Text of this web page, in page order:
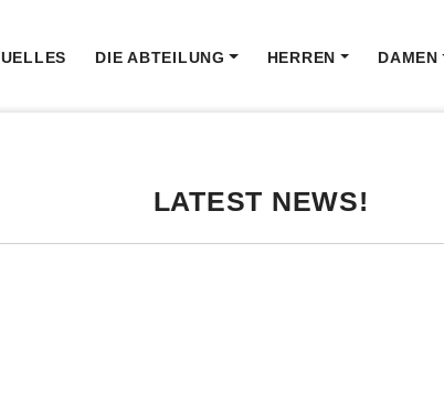
DIE ABTEILUNG HERREN DAMEN
LATEST NEWS!